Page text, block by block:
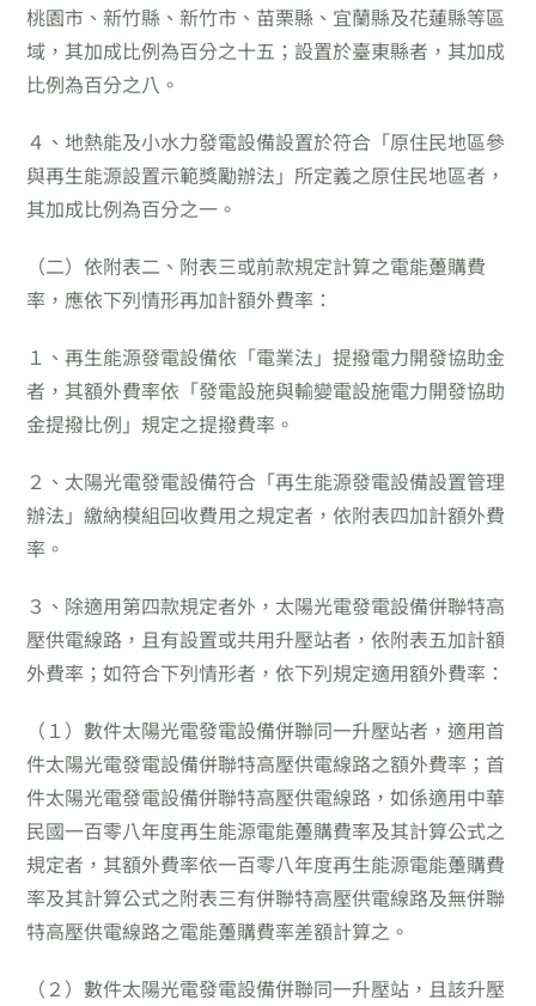
桃園市、新竹縣、新竹市、苗栗縣、宜蘭縣及花蓮縣等區
域，其加成比例為百分之十五；設置於臺東縣者，其加成
比例為百分之八。
４、地熱能及小水力發電設備設置於符合「原住民地區參
與再生能源設置示範獎勵辦法」所定義之原住民地區者，
其加成比例為百分之一。
（二）依附表二、附表三或前款規定計算之電能躉購費
率，應依下列情形再加計額外費率：
１、再生能源發電設備依「電業法」提撥電力開發協助金
者，其額外費率依「發電設施與輸變電設施電力開發協助
金提撥比例」規定之提撥費率。
２、 太陽光電發電設備符合「再生能源發電設備設置管理
辦法」繳納模組回收費用之規定者，依附表四加計額外費
率。
３、 除適用第四款規定者外，太陽光電發電設備併聯特高
壓供電線路，且有設置或共用升壓站者，依附表五加計額
外費率；如符合下列情形者，依下列規定適用額外費率：
（１）數件太陽光電發電設備併聯同一升壓站者，適用首
件太陽光電發電設備併聯特高壓供電線路之額外費率；首
件太陽光電發電設備併聯特高壓供電線路，如係適用中華
民國一百零八年度再生能源電能躉購費率及其計算公式之
規定者，其額外費率依一百零八年度再生能源電能躉購費
率及其計算公式之附表三有併聯特高壓供電線路及無併聯
特高壓供電線路之電能躉購費率差額計算之。
（２）數件太陽光電發電設備併聯同一升壓站，且該升壓